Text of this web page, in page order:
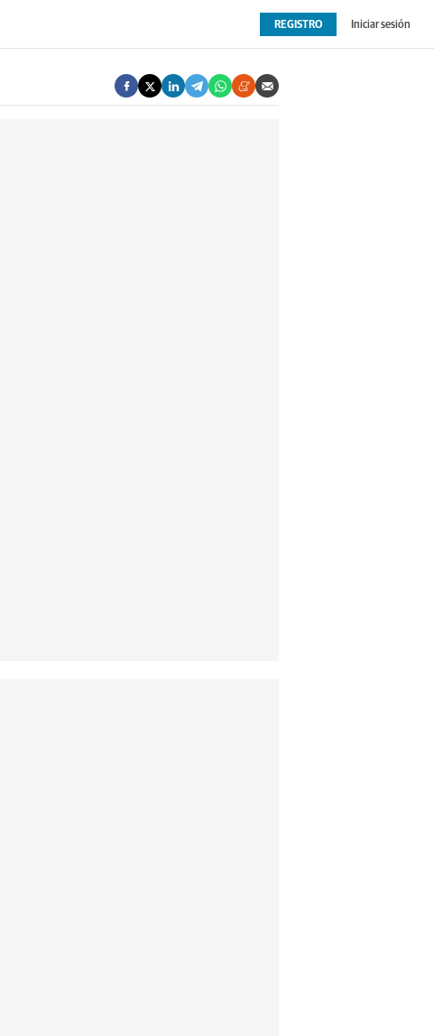
OPINIÓN EXTRAS
REGISTRO Iniciar sesión